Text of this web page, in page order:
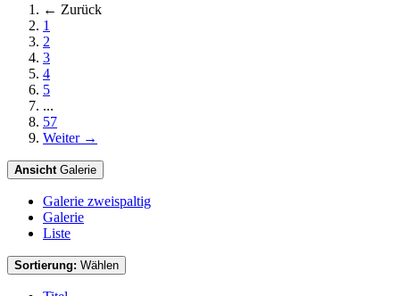
← Zurück
1
2
3
4
5
...
57
Weiter →
Ansicht Galerie
Galerie zweispaltig
Galerie
Liste
Sortierung: Wählen